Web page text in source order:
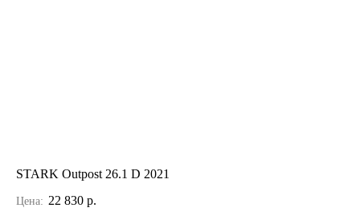
STARK Outpost 26.1 D 2021
Цена: 22 830 р.